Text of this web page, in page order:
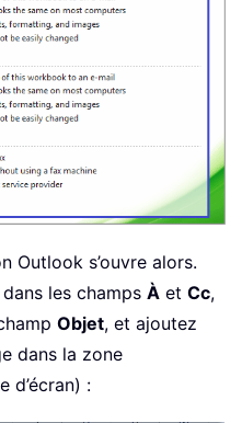
Outlook s’ouvre alors.
les champs À et Cc,
Objet, et ajoutez
dans la zone
d’écran) :